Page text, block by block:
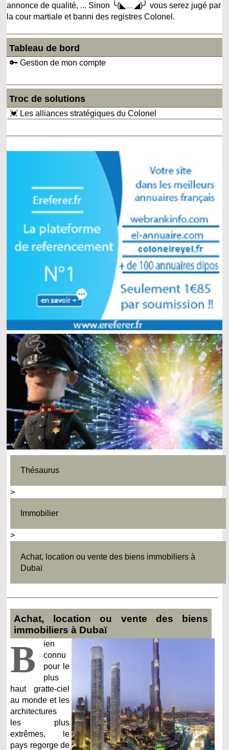
annonce de qualité, ... Sinon ╰(◣﹏◢)╯ vous serez jugé par
la cour martiale et banni des registres Colonel.
Tableau de bord
🔑 Gestion de mon compte
Troc de solutions
💓 Les alliances stratégiques du Colonel
Thésaurus
>
Immobilier
>
Achat, location ou vente des biens immobiliers à
Dubaï
Achat, location ou vente des biens
immobiliers à Dubaï
B
ien
connu
pour le
plus
haut gratte-ciel
au monde et les
architectures
les plus
extrêmes, le
pays regorge de